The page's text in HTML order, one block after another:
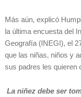
Más aún, explicó
la última encuesta del
Geografía (INEGI), el
que las niñas, niños y
sus padres les quieren
La niñez debe ser